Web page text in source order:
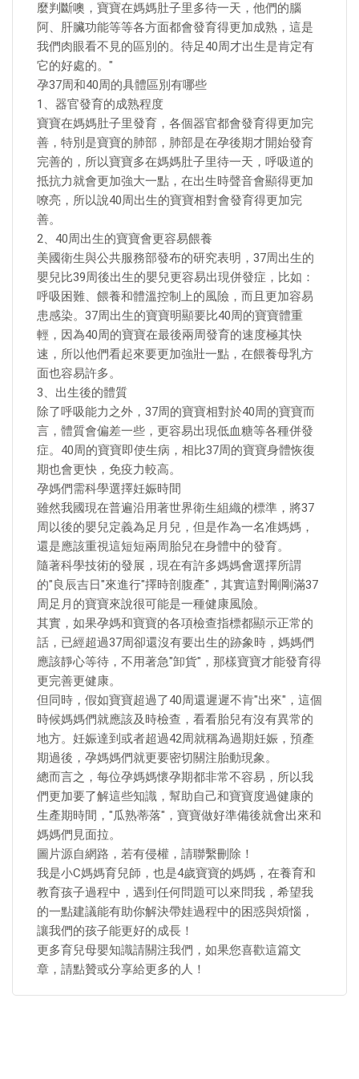
麼判斷噢，寶寶在媽媽肚子里多待一天，他們的腦
阿、肝臟功能等等各方面都會發育得更加成熟，這是
我們肉眼看不見的區別的。待足40周才出生是肯定有
它的好處的。"
孕37周和40周的具體區別有哪些
1、器官發育的成熟程度
寶寶在媽媽肚子里發育，各個器官都會發育得更加完
善，特別是寶寶的肺部，肺部是在孕後期才開始發育
完善的，所以寶寶多在媽媽肚子里待一天，呼吸道的
抵抗力就會更加強大一點，在出生時聲音會顯得更加
嘹亮，所以說40周出生的寶寶相對會發育得更加完
善。
2、40周出生的寶寶會更容易餵養
美國衛生與公共服務部發布的研究表明，37周出生的
嬰兒比39周後出生的嬰兒更容易出現併發症，比如：
呼吸困難、餵養和體溫控制上的風險，而且更加容易
患感染。37周出生的寶寶明顯要比40周的寶寶體重
輕，因為40周的寶寶在最後兩周發育的速度極其快
速，所以他們看起來要更加強壯一點，在餵養母乳方
面也容易許多。
3、出生後的體質
除了呼吸能力之外，37周的寶寶相對於40周的寶寶而
言，體質會偏差一些，更容易出現低血糖等各種併發
症。40周的寶寶即使生病，相比37周的寶寶身體恢復
期也會更快，免疫力較高。
孕媽們需科學選擇妊娠時間
雖然我國現在普遍沿用著世界衛生組織的標準，將37
周以後的嬰兒定義為足月兒，但是作為一名准媽媽，
還是應該重視這短短兩周胎兒在身體中的發育。
隨著科學技術的發展，現在有許多媽媽會選擇所謂
的"良辰吉日"來進行"擇時剖腹產"，其實這對剛剛滿37
周足月的寶寶來說很可能是一種健康風險。
其實，如果孕媽和寶寶的各項檢查指標都顯示正常的
話，已經超過37周卻還沒有要出生的跡象時，媽媽們
應該靜心等待，不用著急"卸貨"，那樣寶寶才能發育得
更完善更健康。
但同時，假如寶寶超過了40周還遲遲不肯"出來"，這個
時候媽媽們就應該及時檢查，看看胎兒有沒有異常的
地方。妊娠達到或者超過42周就稱為過期妊娠，預產
期過後，孕媽媽們就更要密切關注胎動現象。
總而言之，每位孕媽媽懷孕期都非常不容易，所以我
們更加要了解這些知識，幫助自己和寶寶度過健康的
生產期時間，"瓜熟蒂落"，寶寶做好準備後就會出來和
媽媽們見面拉。
圖片源自網路，若有侵權，請聯繫刪除！
我是小C媽媽育兒師，也是4歲寶寶的媽媽，在養育和
教育孩子過程中，遇到任何問題可以來問我，希望我
的一點建議能有助你解決帶娃過程中的困惑與煩惱，
讓我們的孩子能更好的成長！
更多育兒母嬰知識請關注我們，如果您喜歡這篇文
章，請點贊或分享給更多的人！